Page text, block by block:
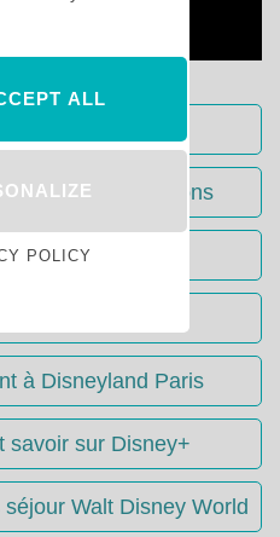
complet
les informations
Paris
à Disneyland Paris
savoir sur Disney+
Walt Disney World
ALL
POLICY